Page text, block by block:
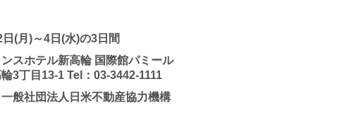
(月)～4日(水)の3日間
スホテル新高輪 国際館パミール
3丁目13-1 Tel：03-3442-1111
般社団法人日米不動産協力機構